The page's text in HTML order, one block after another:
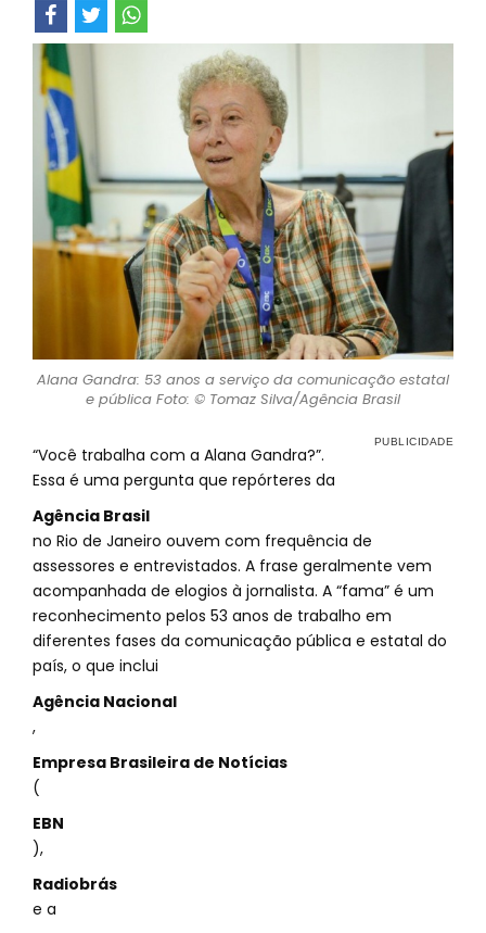
Alana Gandra: 53 anos a serviço da comunicação estatal
e pública Foto: © Tomaz Silva/Agência Brasil
“Você trabalha com a Alana Gandra?”.
Essa é uma pergunta que repórteres da
Agência Brasil
no Rio de Janeiro ouvem com frequência de
assessores e entrevistados. A frase geralmente vem
acompanhada de elogios à jornalista. A “fama” é um
reconhecimento pelos 53 anos de trabalho em
diferentes fases da comunicação pública e estatal do
país, o que inclui
Agência Nacional
,
Empresa Brasileira de Notícias
(
EBN
),
Radiobrás
e a